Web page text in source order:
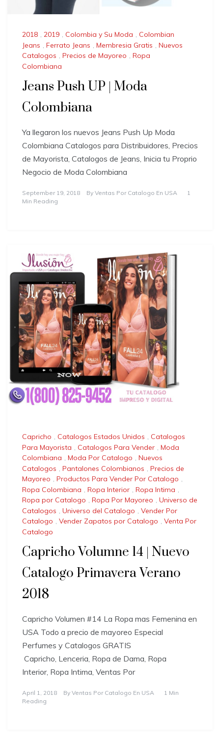
2018 , 2019 , Colombia y Su Moda , Colombian
Jeans , Ferrato Jeans , Membresia Gratis , Nuevos
Catalogos , Precios de Mayoreo , Ropa
Colombiana
Jeans Push UP | Moda
Colombiana
Ya llegaron los nuevos Jeans Push Up Moda
Colombiana Catalogos para Distribuidores, Precios
de Mayorista, Catalogos de Jeans, Inicia tu Proprio
Negocio de Moda Colombiana
September 19, 2018 By Ventas Por Catalogo En USA
1
Min Reading
Capricho , Catalogos Estados Unidos , Catalogos
Para Mayorista , Catalogos Para Vender , Moda
Colombiana , Moda Por Catalogo , Nuevos
Catalogos , Pantalones Colombianos , Precios de
Mayoreo , Productos Para Vender Por Catalogo ,
Ropa Colombiana , Ropa Interior , Ropa Intima ,
Ropa por Catalogo , Ropa Por Mayoreo , Universo de
Catalogos , Universo del Catalogo , Vender Por
Catalogo , Vender Zapatos por Catalogo , Venta Por
Catalogo
Capricho Volumne 14 | Nuevo
Catalogo Primavera Verano
2018
Capricho Volumen #14 La Ropa mas Femenina en
USA Todo a precio de mayoreo Especial
Perfumes y Catalogos GRATIS
Capricho, Lenceria, Ropa de Dama, Ropa
Interior, Ropa Intima, Ventas Por
April 1, 2018 By Ventas Por Catalogo En USA
1 Min
Reading